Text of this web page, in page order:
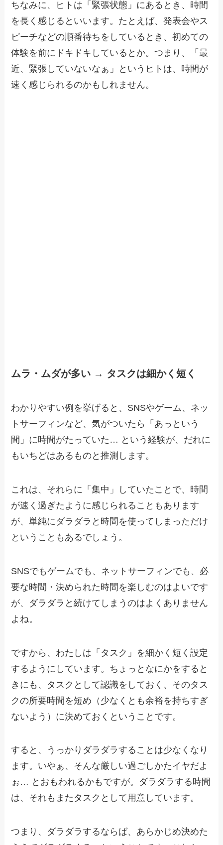
ちなみに、ヒトは「緊張状態」にあるとき、時間
を長く感じるといいます。たとえば、発表会やス
ピーチなどの順番待ちをしているとき、初めての
体験を前にドキドキしているとか。つまり、「最
近、緊張していないなぁ」というヒトは、時間が
速く感じられるのかもしれません。
ムラ・ムダが多い → タスクは細かく短く
わかりやすい例を挙げると、SNSやゲーム、ネッ
トサーフィンなど、気がついたら「あっという
間」に時間がたっていた… という経験が、だれに
もいちどはあるものと推測します。
これは、それらに「集中」していたことで、時間
が速く過ぎたように感じられることもあります
が、単純にダラダラと時間を使ってしまっただけ
ということもあるでしょう。
SNSでもゲームでも、ネットサーフィンでも、必
要な時間・決められた時間を楽しむのはよいです
が、ダラダラと続けてしまうのはよくありません
よね。
ですから、わたしは「タスク」を細かく短く設定
するようにしています。ちょっとなにかをすると
きにも、タスクとして認識をしておく、そのタス
クの所要時間を短め（少なくとも余裕を持ちすぎ
ないよう）に決めておくということです。
すると、うっかりダラダラすることは少なくなり
ます。いやぁ、そんな厳しい過ごしかたイヤだよ
ぉ… とおもわれるかもですが。ダラダラする時間
は、それもまたタスクとして用意しています。
つまり、ダラダラするならば、あらかじめ決めた